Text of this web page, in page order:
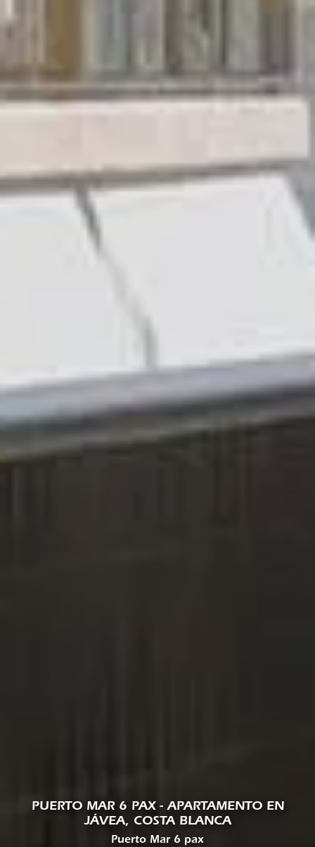
PUERTO MAR 6 PAX - APARTAMENTO EN
JÁVEA, COSTA BLANCA
Puerto Mar 6 pax